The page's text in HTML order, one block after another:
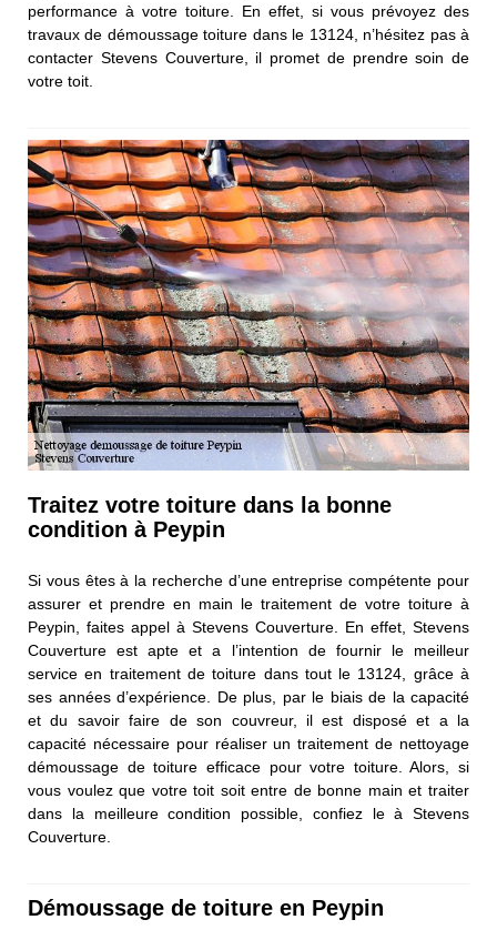
performance à votre toiture. En effet, si vous prévoyez des
travaux de démoussage toiture dans le 13124, n’hésitez pas à
contacter Stevens Couverture, il promet de prendre soin de
votre toit.
Traitez votre toiture dans la bonne
condition à Peypin
Si vous êtes à la recherche d’une entreprise compétente pour
assurer et prendre en main le traitement de votre toiture à
Peypin, faites appel à Stevens Couverture. En effet, Stevens
Couverture est apte et a l’intention de fournir le meilleur
service en traitement de toiture dans tout le 13124, grâce à
ses années d’expérience. De plus, par le biais de la capacité
et du savoir faire de son couvreur, il est disposé et a la
capacité nécessaire pour réaliser un traitement de nettoyage
démoussage de toiture efficace pour votre toiture. Alors, si
vous voulez que votre toit soit entre de bonne main et traiter
dans la meilleure condition possible, confiez le à Stevens
Couverture.
Démoussage de toiture en Peypin